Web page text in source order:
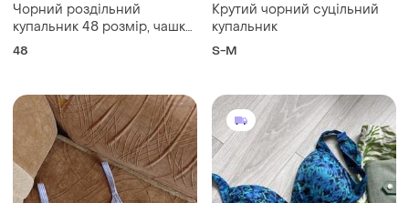
Чорний роздільний
купальник 48 розмір, чашка
с
48
Крутий чорний суцільний
купальник
S-M